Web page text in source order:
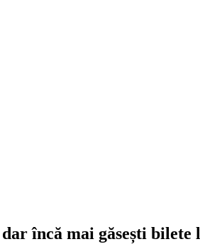
dar încă mai găsești bilete